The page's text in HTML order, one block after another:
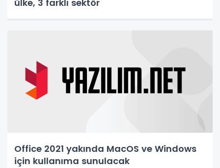
ülke, 3 farklı sektör
Office 2021 yakında MacOS ve Windows
için kullanıma sunulacak